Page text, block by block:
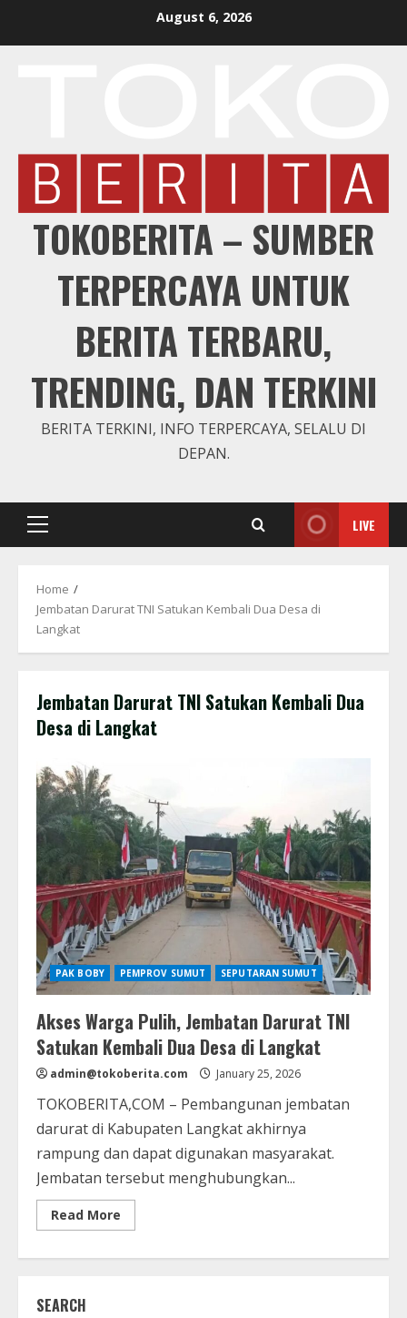
August 6, 2026
TOKOBERITA – SUMBER
TERPERCAYA UNTUK
BERITA TERBARU,
TRENDING, DAN TERKINI
BERITA TERKINI, INFO TERPERCAYA, SELALU DI
DEPAN.
Primary
LIVE
Home
Jembatan Darurat TNI Satukan Kembali Dua Desa di
Langkat
Jembatan Darurat TNI Satukan Kembali Dua
Desa di Langkat
PAK BOBY PEMPROV SUMUT SEPUTARAN SUMUT
Akses Warga Pulih, Jembatan Darurat TNI
Satukan Kembali Dua Desa di Langkat
admin@tokoberita.com January 25, 2026
TOKOBERITA,COM – Pembangunan jembatan
darurat di Kabupaten Langkat akhirnya
rampung dan dapat digunakan masyarakat.
Jembatan tersebut menghubungkan...
Read More
more
SEARCH